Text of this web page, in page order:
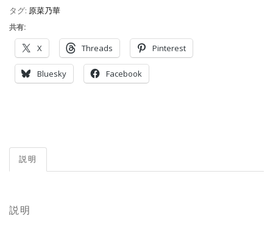
タグ: 原菜乃華
共有:
X Threads Pinterest
Bluesky Facebook
説明
説明